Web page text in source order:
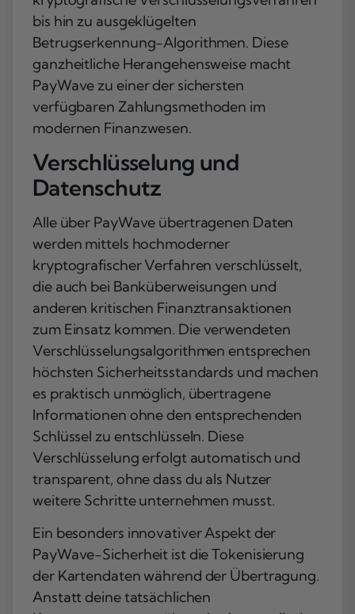
bis hin zu ausgeklügelten
Betrugserkennung-Algorithmen. Diese
ganzheitliche Herangehensweise macht
PayWave zu einer der sichersten
verfügbaren Zahlungsmethoden im
modernen Finanzwesen.
Verschlüsselung und
Datenschutz
Alle über PayWave übertragenen Daten
werden mittels hochmoderner
kryptografischer Verfahren verschlüsselt,
die auch bei Banküberweisungen und
anderen kritischen Finanztransaktionen
zum Einsatz kommen. Die verwendeten
Verschlüsselungsalgorithmen entsprechen
höchsten Sicherheitsstandards und machen
es praktisch unmöglich, übertragene
Informationen ohne den entsprechenden
Schlüssel zu entschlüsseln. Diese
Verschlüsselung erfolgt automatisch und
transparent, ohne dass du als Nutzer
weitere Schritte unternehmen musst.
Ein besonders innovativer Aspekt der
PayWave-Sicherheit ist die Tokenisierung
der Kartendaten während der Übertragung.
Anstatt deine tatsächlichen